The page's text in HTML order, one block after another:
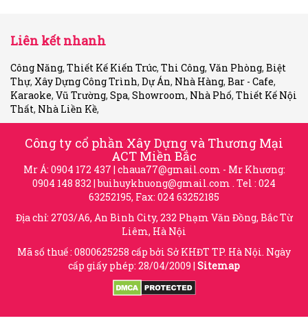
Liên kết nhanh
Công Năng, Thiết Kế Kiến Trúc, Thi Công, Văn Phòng, Biệt
Thự, Xây Dựng Công Trình, Dự Án, Nhà Hàng, Bar - Cafe,
Karaoke, Vũ Trường, Spa, Showroom, Nhà Phố, Thiết Kế Nội
Thất, Nhà Liền Kề,
Công ty cổ phần Xây Dựng và Thương Mại
ACT Miền Bắc
Mr Á: 0904 172 437 | chaua77@gmail.com - Mr Khương:
0904 148 832 |buihuykhuong@gmail.com . Tel : 024
63252195, Fax: 024 63252185
Địa chỉ: 2703/A6, An Bình City, 232 Phạm Văn Đồng, Bắc Từ
Liêm, Hà Nội
Mã số thuế : 0800625258 cấp bởi Sở KHĐT TP. Hà Nội. Ngày
cấp giấy phép: 28/04/2009 | Sitemap